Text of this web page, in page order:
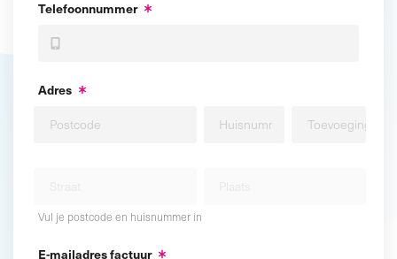
Telefoonnummer
Adres
Vul je postcode en huisnummer in
E-mailadres factuur